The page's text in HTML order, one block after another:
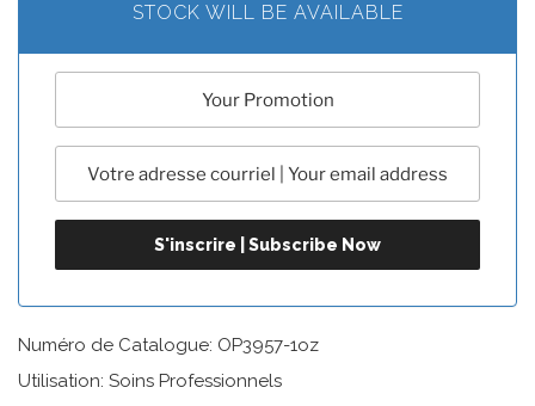
STOCK WILL BE AVAILABLE
Numéro de Catalogue: OP3957-1oz
Utilisation: Soins Professionnels